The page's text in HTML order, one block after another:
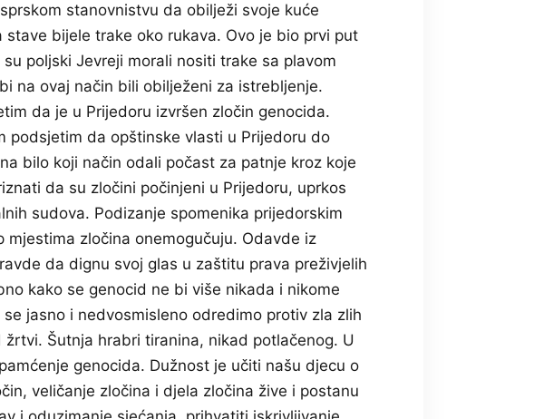
stanovnistvu da obilježi svoje kuće
bijele trake oko rukava. Ovo je bio prvi put
poljski Jevreji morali nositi trake sa plavom
na ovaj način bili obilježeni za istrebljenje.
da je u Prijedoru izvršen zločin genocida.
podsjetim da opštinske vlasti u Prijedoru do
bilo koji način odali počast za patnje kroz koje
da su zločini počinjeni u Prijedoru, uprkos
sudova. Podizanje spomenika prijedorskim
zločina onemogučuju. Odavde iz
da dignu svoj glas u zaštitu prava preživjelih
kako se genocid ne bi više nikada i nikome
jasno i nedvosmisleno odredimo protiv zla zlih
Šutnja hrabri tiranina, nikad potlačenog. U
genocida. Dužnost je učiti našu djecu o
veličanje zločina i djela zločina žive i postanu